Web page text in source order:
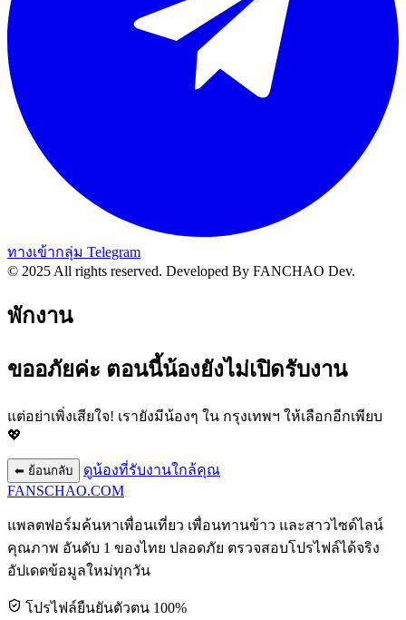
ทางเข้ากลุ่ม Telegram
© 2025 All rights reserved. Developed By FANCHAO Dev.
พักงาน
ขออภัยค่ะ ตอนนี้น้องยังไม่เปิดรับงาน
แต่อย่าเพิ่งเสียใจ! เรายังมีน้องๆ ใน กรุงเทพฯ ให้เลือกอีกเพียบ
💖
⬅ ย้อนกลับ
ดูน้องที่รับงานใกล้คุณ
FANSCHAO.COM
แพลตฟอร์มค้นหาเพื่อนเที่ยว เพื่อนทานข้าว และสาวไซด์ไลน์
คุณภาพ อันดับ 1 ของไทย ปลอดภัย ตรวจสอบโปรไฟล์ได้จริง
อัปเดตข้อมูลใหม่ทุกวัน
โปรไฟล์ยืนยันตัวตน 100%